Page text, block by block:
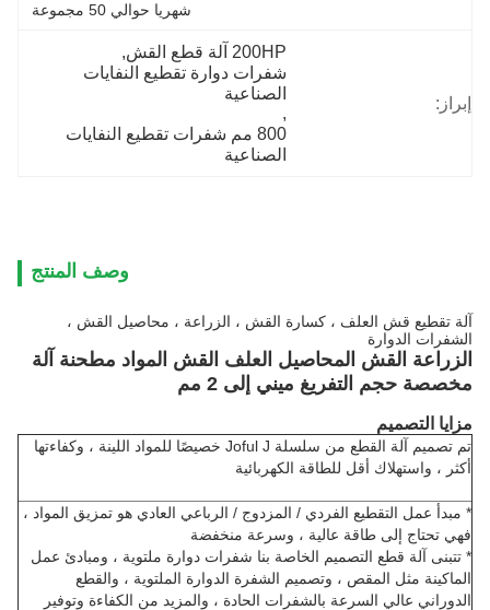
شهريا حوالي 50 مجموعة
إبراز:
200HP آلة قطع القش
,
الصناعية
,
الصناعية
وصف المنتج
آلة تقطيع قش العلف ، كسارة القش ، الزراعة ، محاصيل القش ،
الشفرات الدوارة
الزراعة القش المحاصيل العلف القش المواد مطحنة آلة
مخصصة حجم التفريغ ميني إلى 2 مم
مزايا التصميم
تم تصميم آلة القطع من سلسلة Joful J خصيصًا للمواد اللينة ، وكفاءتها
أكثر ، واستهلاك أقل للطاقة الكهربائية
* مبدأ عمل التقطيع الفردي / المزدوج / الرباعي العادي هو تمزيق المواد ،
فهي تحتاج إلى طاقة عالية ، وسرعة منخفضة
* تتبنى آلة قطع التصميم الخاصة بنا شفرات دوارة ملتوية ، ومبادئ عمل
الماكينة مثل المقص ، وتصميم الشفرة الدوارة الملتوية ، والقطع
الدوراني عالي السرعة بالشفرات الحادة ، والمزيد من الكفاءة وتوفير